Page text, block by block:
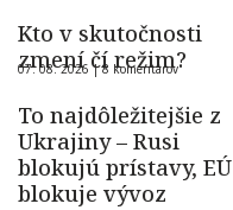
Kto v skutočnosti
zmení čí režim?
07. 08. 2026 |8 komentárov
To najdôležitejšie z
Ukrajiny – Rusi
blokujú prístavy, EÚ
blokuje vývoz